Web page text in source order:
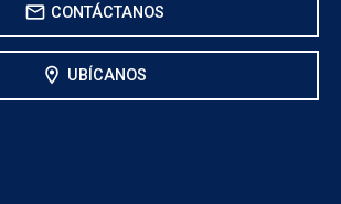
mail CONTÁCTANOS
location_on UBÍCANOS